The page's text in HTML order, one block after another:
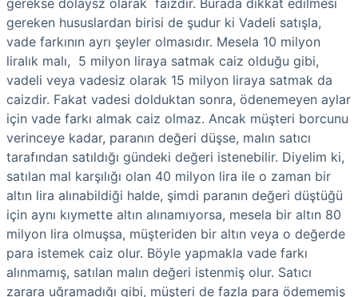
gereken hususlardan birisi de şudur ki Vadeli satışla,
vade farkının ayrı şeyler olmasıdır. Mesela 10 milyon
liralık malı, 5 milyon liraya satmak caiz olduğu gibi,
vadeli veya vadesiz olarak 15 milyon liraya satmak da
caizdir. Fakat vadesi dolduktan sonra, ödenemeyen aylar
için vade farkı almak caiz olmaz. Ancak müşteri borcunu
verinceye kadar, paranın değeri düşse, malın satıcı
tarafından satıldığı gündeki değeri istenebilir. Diyelim ki,
satılan mal karşılığı olan 40 milyon lira ile o zaman bir
altın lira alınabildiği halde, şimdi paranın değeri düştüğü
için aynı kıymette altın alınamıyorsa, mesela bir altın 80
milyon lira olmuşsa, müşteriden bir altın veya o değerde
para istemek caiz olur. Böyle yapmakla vade farkı
alınmamış, satılan malın değeri istenmiş olur. Satıcı
zarara uğramadığı gibi, müşteri de fazla para ödememiş